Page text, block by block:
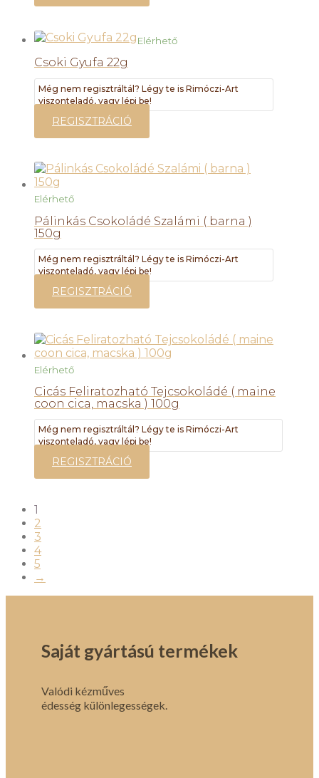
Elérhető
Csoki Gyufa 22g
Még nem regisztráltál? Légy te is Rimóczi-Art
viszonteladó, vagy lépj be!
REGISZTRÁCIÓ
Elérhető
Pálinkás Csokoládé Szalámi ( barna )
150g
Még nem regisztráltál? Légy te is Rimóczi-Art
viszonteladó, vagy lépj be!
REGISZTRÁCIÓ
Elérhető
Cicás Feliratozható Tejcsokoládé ( maine
coon cica, macska ) 100g
Még nem regisztráltál? Légy te is Rimóczi-Art
viszonteladó, vagy lépj be!
REGISZTRÁCIÓ
1
2
3
4
5
→
Saját gyártású termékek
Valódi kézműves
édesség különlegességek.